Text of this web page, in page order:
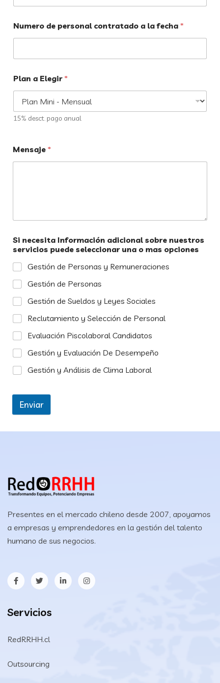
Numero de personal contratado a la fecha *
Plan a Elegir *
15% desct. pago anual
Mensaje *
Si necesita Información adicional sobre nuestros
servicios puede seleccionar una o mas opciones
Gestión de Personas y Remuneraciones
Gestión de Personas
Gestión de Sueldos y Leyes Sociales
Reclutamiento y Selección de Personal
Evaluación Piscolaboral Candidatos
Gestión y Evaluación De Desempeño
Gestión y Análisis de Clima Laboral
Enviar
Presentes en el mercado chileno desde 2007, apoyamos
a empresas y emprendedores en la gestión del talento
humano de sus negocios.
Servicios
RedRRHH.cl
Outsourcing